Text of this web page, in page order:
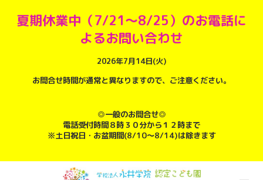
夏期休業中（7/21～8/25）のお電話に
よるお問い合わせ
2026年7月14日(火)
お問合せ時間が通常と異なりますので、ご注意ください。
◎一般のお問合せ◎
電話受付時間８時３０分から１２時まで
※土日祝日・お盆期間(8/10～8/14)は除きます